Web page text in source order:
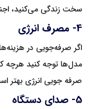
سخت زندگی می‌کنید،
4- مصرف انرژی
اگر صرفه‌جویی در
صرفه جویی انرژی بهتر
5- صدای دستگاه